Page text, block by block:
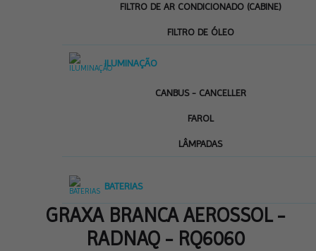
FILTRO DE AR CONDICIONADO (CABINE)
FILTRO DE ÓLEO
ILUMINAÇÃO
CANBUS - CANCELLER
FAROL
LÂMPADAS
BATERIAS
GRAXA BRANCA AEROSSOL -
RADNAQ - RQ6060